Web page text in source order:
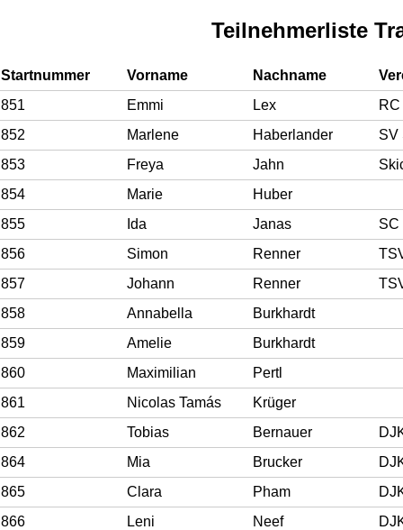
Teilnehmerliste
Startnummer Vorname Nachname
851
Emmi Lex
852
Marlene Haberlander
SV
853
Freya Jahn
854
Marie
Huber
855
Ida Janas
SC
856
Simon Renner
857
Johann Renner
858
Annabella
Burkhardt
859
Amelie
Burkhardt
860
Maximilian
Pertl
861
Nicolas Tamás
Krüger
862
Tobias
Bernauer
864
Mia
Brucker
865
Clara
Pham
866
Leni
Neef